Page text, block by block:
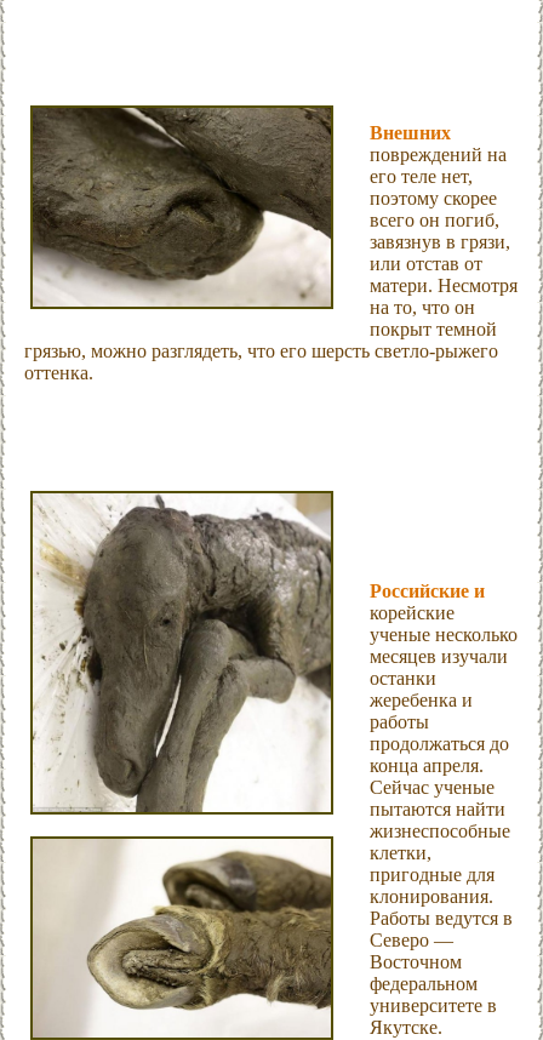
Внешних
повреждений на
его теле нет,
поэтому скорее
всего он погиб,
завязнув в грязи,
или отстав от
матери. Несмотря
на то, что он
покрыт темной
грязью, можно разглядеть, что его шерсть светло-рыжего
оттенка.
Российские и
корейские
ученые несколько
месяцев изучали
останки
жеребенка и
работы
продолжаться до
конца апреля.
Сейчас ученые
пытаются найти
жизнеспособные
клетки,
пригодные для
клонирования.
Работы ведутся в
Северо —
Восточном
федеральном
университете в
Якутске.